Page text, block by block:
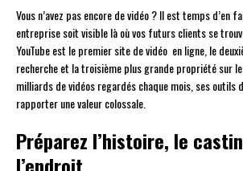
Vous n’avez pas encore de vidéo ? Il est temps d’en
entreprise soit visible là où vos futurs clients se
YouTube est le premier site de vidéo en ligne, le
recherche et la troisième plus grande propriété sur
milliards de vidéos regardés chaque mois, ses outils
rapporter une valeur colossale.
Préparez l’histoire, le
l’endroit